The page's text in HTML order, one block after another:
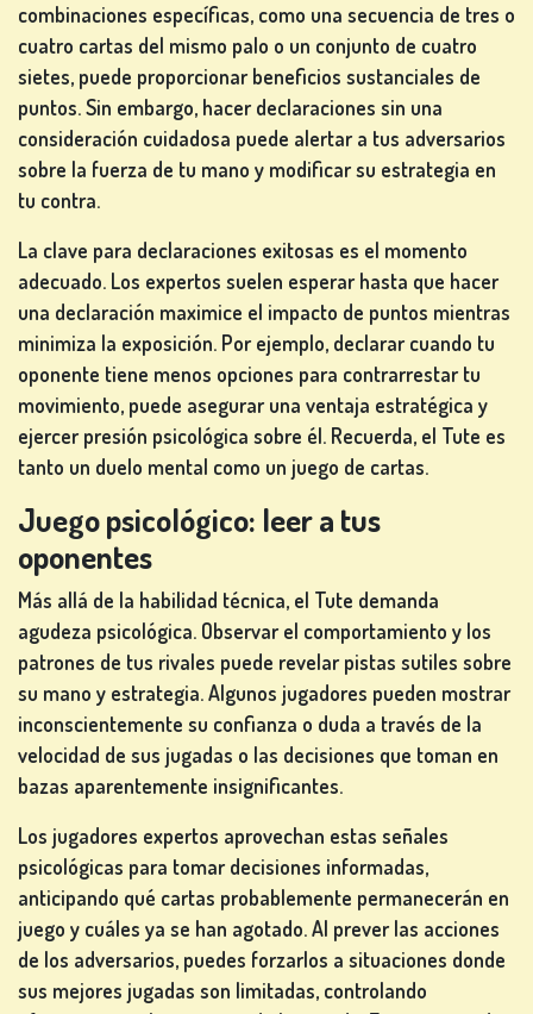
combinaciones específicas, como una secuencia de tres o
cuatro cartas del mismo palo o un conjunto de cuatro
sietes, puede proporcionar beneficios sustanciales de
puntos. Sin embargo, hacer declaraciones sin una
consideración cuidadosa puede alertar a tus adversarios
sobre la fuerza de tu mano y modificar su estrategia en
tu contra.
La clave para declaraciones exitosas es el momento
adecuado. Los expertos suelen esperar hasta que hacer
una declaración maximice el impacto de puntos mientras
minimiza la exposición. Por ejemplo, declarar cuando tu
oponente tiene menos opciones para contrarrestar tu
movimiento, puede asegurar una ventaja estratégica y
ejercer presión psicológica sobre él. Recuerda, el Tute es
tanto un duelo mental como un juego de cartas.
Juego psicológico: leer a tus
oponentes
Más allá de la habilidad técnica, el Tute demanda
agudeza psicológica. Observar el comportamiento y los
patrones de tus rivales puede revelar pistas sutiles sobre
su mano y estrategia. Algunos jugadores pueden mostrar
inconscientemente su confianza o duda a través de la
velocidad de sus jugadas o las decisiones que toman en
bazas aparentemente insignificantes.
Los jugadores expertos aprovechan estas señales
psicológicas para tomar decisiones informadas,
anticipando qué cartas probablemente permanecerán en
juego y cuáles ya se han agotado. Al prever las acciones
de los adversarios, puedes forzarlos a situaciones donde
sus mejores jugadas son limitadas, controlando